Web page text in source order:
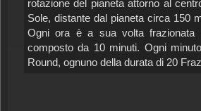
rotazione del pianeta attorno al
Sole, distante dal pianeta circa 150
Ogni ora è a sua volta frazionata
composto da 10 minuti. Ogni
Round, ognuno della durata di 20